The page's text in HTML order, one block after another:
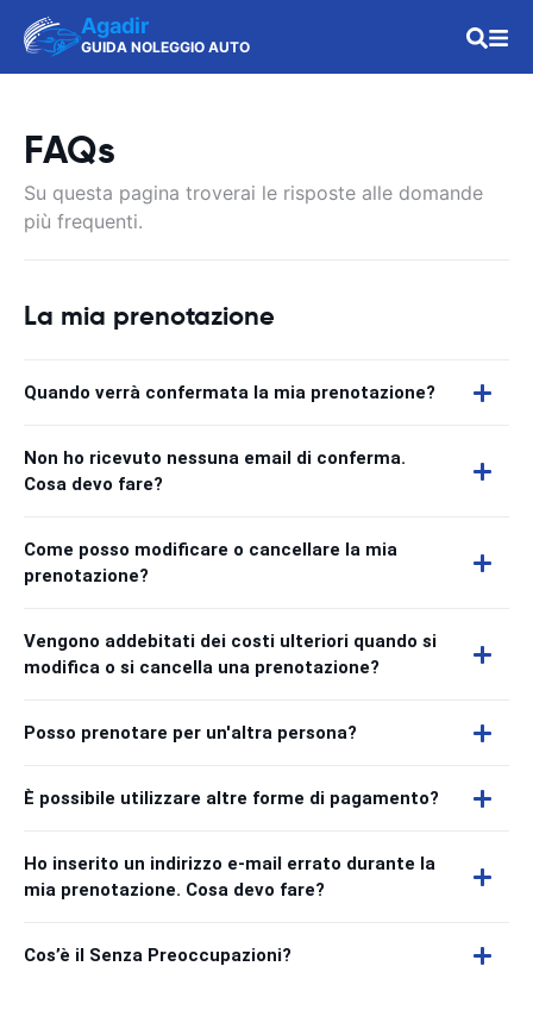
Agadir
GUIDA NOLEGGIO AUTO
FAQs
Su questa pagina troverai le risposte alle domande
più frequenti.
La mia prenotazione
Quando verrà confermata la mia prenotazione?
Non ho ricevuto nessuna email di conferma.
Cosa devo fare?
Come posso modificare o cancellare la mia
prenotazione?
Vengono addebitati dei costi ulteriori quando si
modifica o si cancella una prenotazione?
Posso prenotare per un'altra persona?
È possibile utilizzare altre forme di pagamento?
Ho inserito un indirizzo e-mail errato durante la
mia prenotazione. Cosa devo fare?
Cos’è il Senza Preoccupazioni?